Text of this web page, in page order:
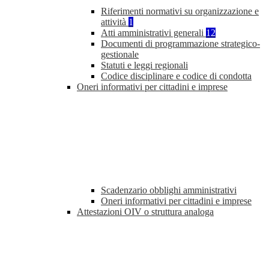
Riferimenti normativi su organizzazione e
attività 1
Atti amministrativi generali 12
Documenti di programmazione strategico-
gestionale
Statuti e leggi regionali
Codice disciplinare e codice di condotta
Oneri informativi per cittadini e imprese
Scadenzario obblighi amministrativi
Oneri informativi per cittadini e imprese
Attestazioni OIV o struttura analoga